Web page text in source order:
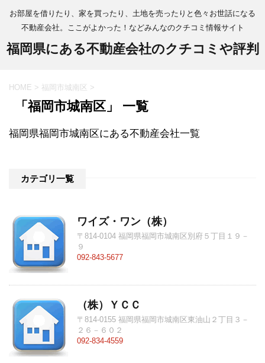
お部屋を借りたり、家を買ったり、土地を売ったりと色々お世話になる
不動産会社。ここがよかった！などみんなのクチコミ情報サイト
福岡県にある不動産会社のクチコミや評判
HOME > 福岡市城南区 >
「福岡市城南区」 一覧
福岡県福岡市城南区にある不動産会社一覧
カテゴリ一覧
ワイズ・ワン（株）
〒814-0104 福岡県福岡市城南区別府５丁目１９－
９
092-843-5677
（株）ＹＣＣ
〒814-0155 福岡県福岡市城南区東油山２丁目３－
２６－６０２
092-834-4559